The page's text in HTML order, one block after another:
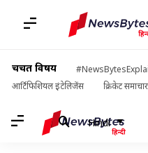
चर्चित विषय
आर्टिफिशियल इंटेलिजेंस
क्रिकेट समाचार
Hindi